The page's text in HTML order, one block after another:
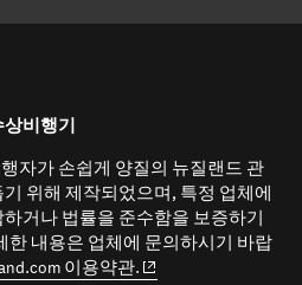
비행기
자가 손쉽게 양질의 뉴질랜드 관
위해 제작되었으며, 특정 업체에
거나 법률을 준수함을 보증하기
한 내용은 업체에 문의하시기 바랍
이용약관. (opens in new window)